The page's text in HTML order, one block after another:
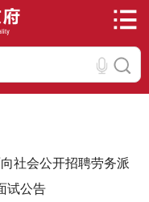
社会公开招聘劳务派
试公告